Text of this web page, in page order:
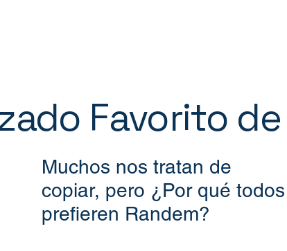
Favorito
Muchos nos tratan de
copiar, pero ¿Por qué todos
prefieren Randem?